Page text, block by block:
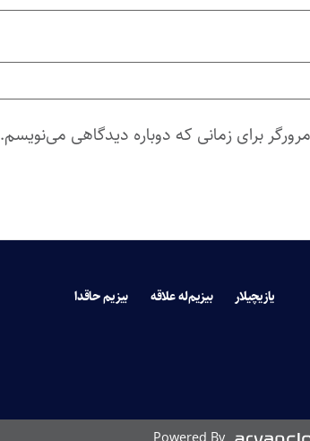
برای زمانی که دوباره دیدگاهی می‌نویسم.
یازیچیلار بیزیم‌له علاقه بیزیم حاقدا